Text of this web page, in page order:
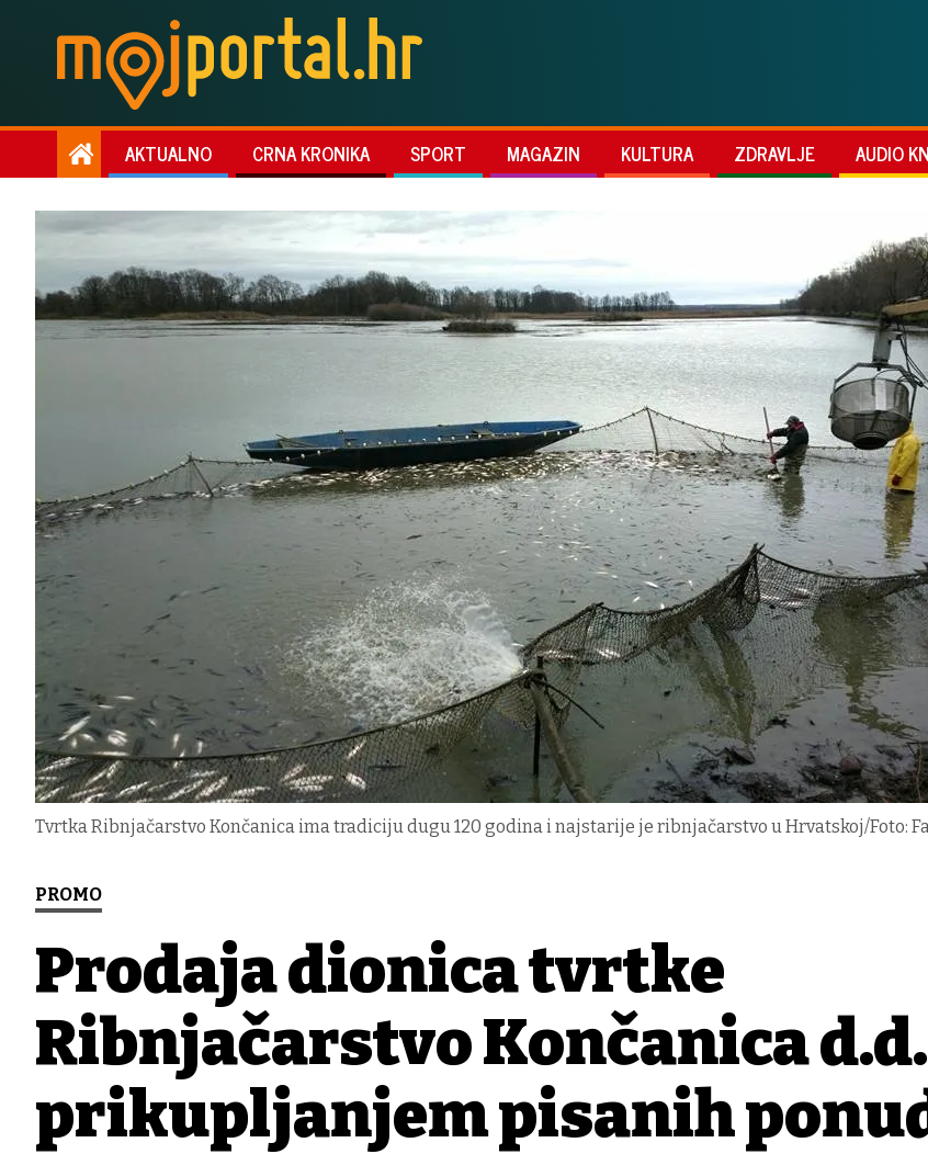
AKTUALNO CRNA KRONIKA SPORT MAGAZIN KULTURA ZDRAVLJE AUDIO
Tvrtka Ribnjačarstvo Končanica ima tradiciju dugu 120 godina i najstarije je ribnjačarstvo u Hrvatskoj/Foto:
PROMO
Prodaja dionica tvrtke
Ribnjačarstvo Končanica d.d.
prikupljanjem pisanih